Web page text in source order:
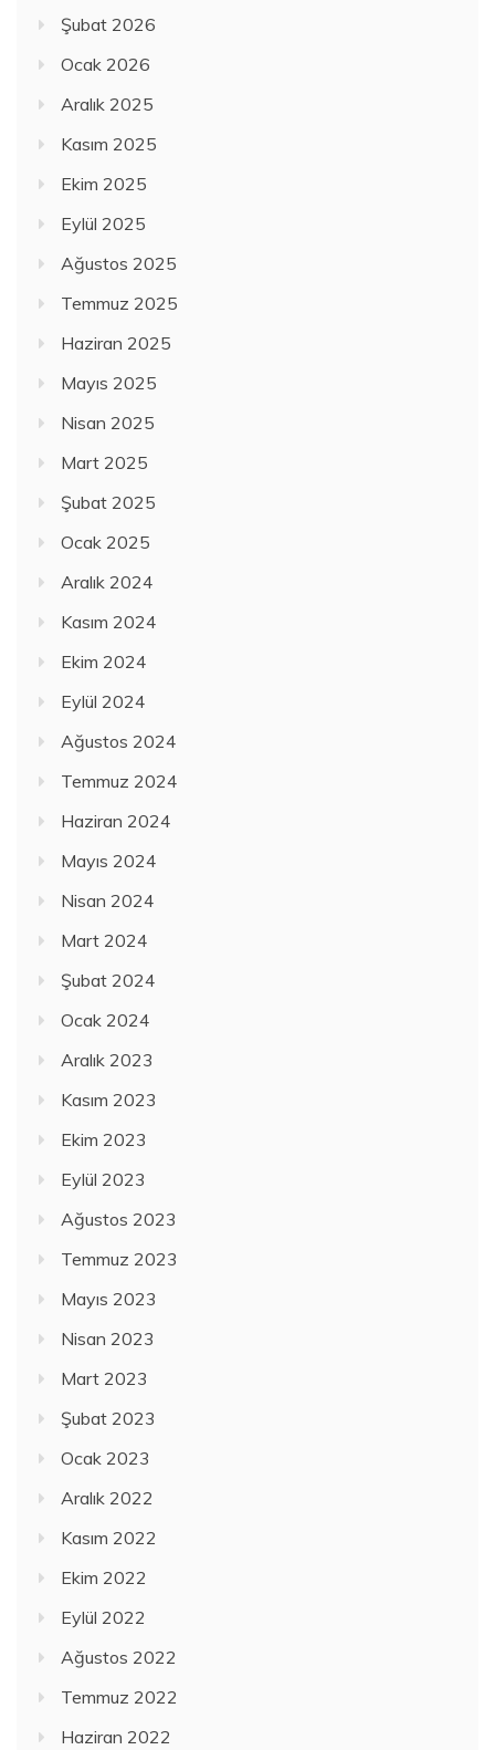
Şubat 2026
Ocak 2026
Aralık 2025
Kasım 2025
Ekim 2025
Eylül 2025
Ağustos 2025
Temmuz 2025
Haziran 2025
Mayıs 2025
Nisan 2025
Mart 2025
Şubat 2025
Ocak 2025
Aralık 2024
Kasım 2024
Ekim 2024
Eylül 2024
Ağustos 2024
Temmuz 2024
Haziran 2024
Mayıs 2024
Nisan 2024
Mart 2024
Şubat 2024
Ocak 2024
Aralık 2023
Kasım 2023
Ekim 2023
Eylül 2023
Ağustos 2023
Temmuz 2023
Mayıs 2023
Nisan 2023
Mart 2023
Şubat 2023
Ocak 2023
Aralık 2022
Kasım 2022
Ekim 2022
Eylül 2022
Ağustos 2022
Temmuz 2022
Haziran 2022